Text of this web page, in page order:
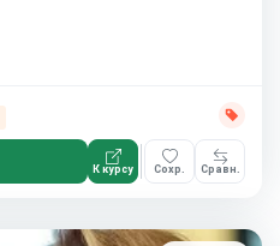
К курсу Сохр. Сравн.